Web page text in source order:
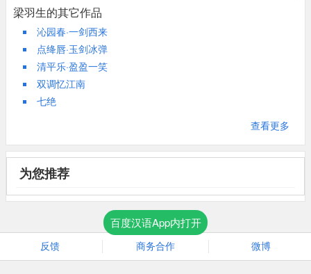
正义、尊严、爱民的基础上，提出“以侠胜武”的理
念。梁羽生为人正派，创作了三十余部武侠佳
作，开创了新派武侠小说的先河。2009年1月22
日，梁羽生因病在悉尼去世，享年85岁。其代表
作有《白发魔女传》、《七剑下天山》、《萍踪
庸。”另有笔名陈鲁、冯瑜宁、梁慧如、李夫人、
梁羽生的其它作品
沁园春·一剑西来
点绛唇·玉剑冰弹
清平乐·盈盈一笑
双调忆江南
七绝
查看更多
为您推荐
百度汉语App内打开
反馈 商务合作 微博